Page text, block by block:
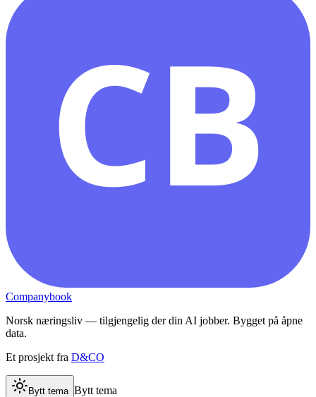
CB
Companybook
Norsk næringsliv — tilgjengelig der din AI jobber. Bygget på åpne
data.
Et prosjekt fra D&CO
Bytt tema Bytt tema